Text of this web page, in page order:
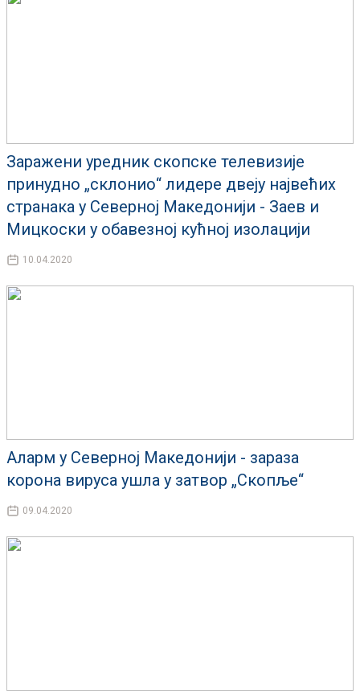
Заражени уредник скопске телевизије
принудно „склонио“ лидере двеју највећих
странака у Северној Македонији - Заев и
Мицкоски у обавезној кућној изолацији
10.04.2020
Аларм у Северној Македонији - зараза
корона вируса ушла у затвор „Скопље“
09.04.2020